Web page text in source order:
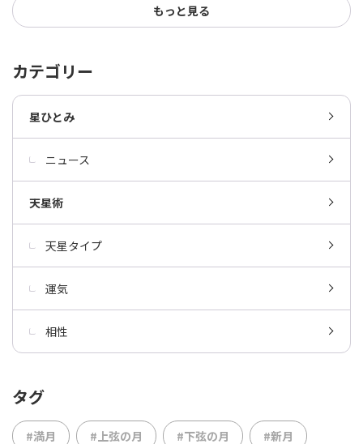
もっと見る
カテゴリー
星ひとみ
ニュース
天星術
天星タイプ
運気
相性
タグ
#満月 #上弦の月 #下弦の月 #新月